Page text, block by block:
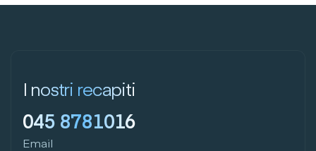
I nostri recapiti
045 8781016
Email